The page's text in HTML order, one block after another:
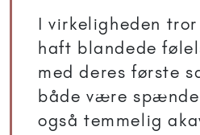
I virkeligheden
haft blandede
med deres første
både være
også temmelig